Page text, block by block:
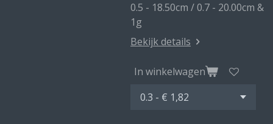
0.5 - 18.50cm / 0.7 - 20.00cm &
1g
Bekijk details
In winkelwagen